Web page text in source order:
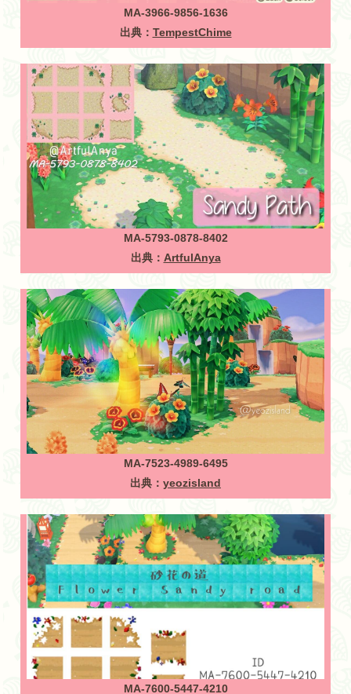
MA-3966-9856-1636
出典： TempestChime
MA-5793-0878-8402
出典： ArtfulAnya
MA-7523-4989-6495
出典： yeozisland
MA-7600-5447-4210